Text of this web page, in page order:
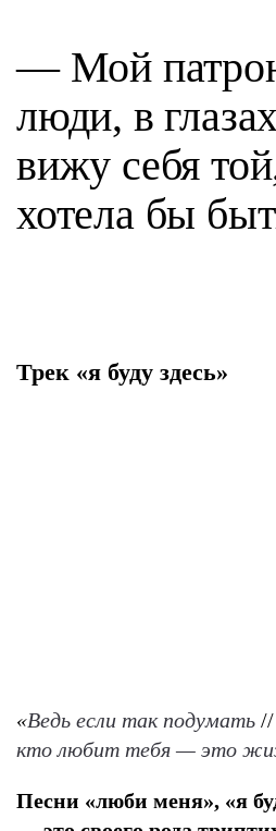
— Мой
люди, в
вижу себя
хотела бы
Трек «я буду здесь»
«Ведь если так подумать //
кто любит тебя — это
Песни «люби меня», «я